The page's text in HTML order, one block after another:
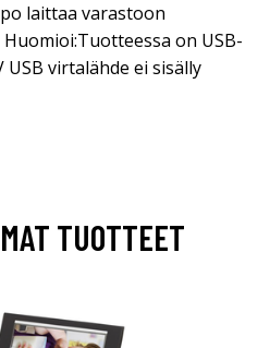
laittaa varastoon
on USB-
virtalähde ei sisälly
TUOTTEET